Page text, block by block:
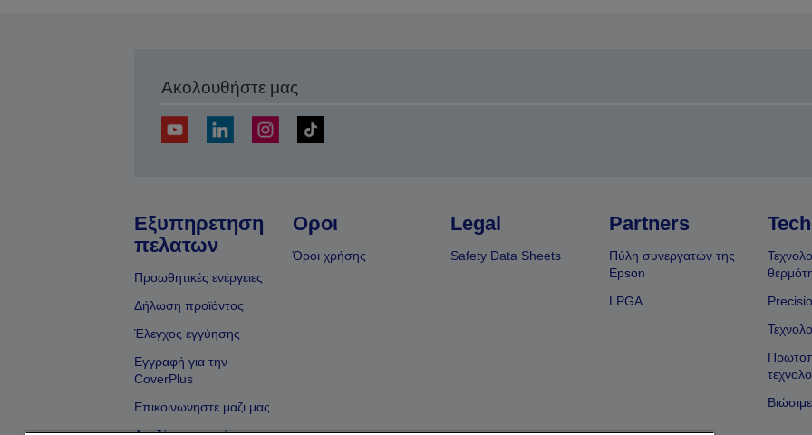
Ακολουθήστε μας
Εξυπηρετηση
πελατων
Προωθητικές ενέργειες
Δήλωση προϊόντος
Έλεγχος εγγύησης
Εγγραφή για την
CoverPlus
Επικοινωνηστε μαζι μας
Οροι
Όροι χρήσης
Legal
Safety Data Sheets
Partners
Πύλη συνεργατών της
Epson
LPGA